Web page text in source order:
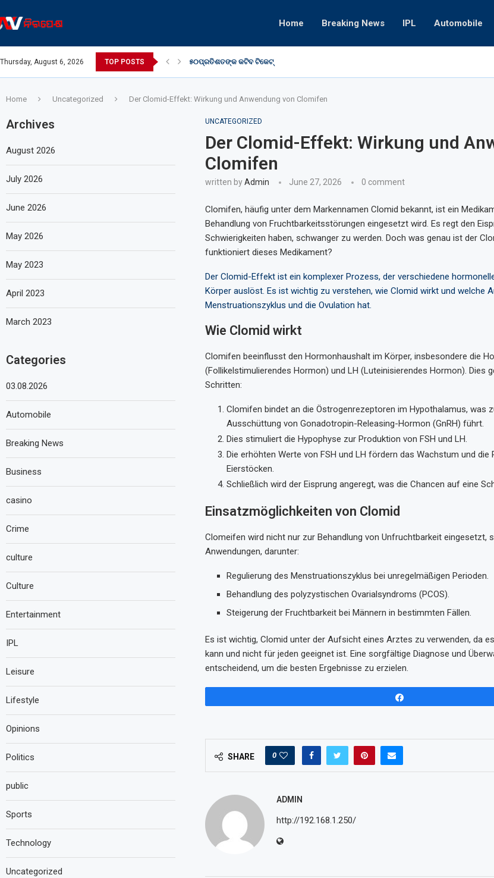
Home Breaking News IPL Automobile
Thursday, August 6, 2026 TOP POSTS ୫୦ପ୍ରତିଶତଙ୍କ କଟିବ ଟିକେଟ୍‌
Home Uncategorized Der Clomid-Effekt: Wirkung und Anwendung von Clomifen
UNCATEGORIZED
Der Clomid-Effekt: Wirkung und
Clomifen
written byAdmin June 27, 2026 0 comment
Clomifen, häufig unter dem Markennamen Clomid bekannt, ist ein
Behandlung von Fruchtbarkeitsstörungen eingesetzt wird. Es regt den
Schwierigkeiten haben, schwanger zu werden. Doch was genau ist der
funktioniert dieses Medikament?
Der Clomid-Effekt ist ein komplexer Prozess, der verschiedene
Körper auslöst. Es ist wichtig zu verstehen, wie Clomid wirkt und welche
Menstruationszyklus und die Ovulation hat.
Wie Clomid wirkt
Clomifen beeinflusst den Hormonhaushalt im Körper, insbesondere die
(Follikelstimulierendes Hormon) und LH (Luteinisierendes Hormon). Dies
Schritten:
Clomifen bindet an die Östrogenrezeptoren im Hypothalamus, was
Ausschüttung von Gonadotropin-Releasing-Hormon (GnRH) führt.
Dies stimuliert die Hypophyse zur Produktion von FSH und LH.
Die erhöhten Werte von FSH und LH fördern das Wachstum und die
Eierstöcken.
Schließlich wird der Eisprung angeregt, was die Chancen auf eine
Einsatzmöglichkeiten von Clomid
Clomeifen wird nicht nur zur Behandlung von Unfruchtbarkeit eingesetzt,
Anwendungen, darunter:
Regulierung des Menstruationszyklus bei unregelmäßigen Perioden.
Behandlung des polyzystischen Ovarialsyndroms (PCOS).
Steigerung der Fruchtbarkeit bei Männern in bestimmten Fällen.
Es ist wichtig, Clomid unter der Aufsicht eines Arztes zu verwenden, da
kann und nicht für jeden geeignet ist. Eine sorgfältige Diagnose und
entscheidend, um die besten Ergebnisse zu erzielen.
SHARE 0
ADMIN
http://192.168.1.250/
Archives
August 2026
July 2026
June 2026
May 2026
May 2023
April 2023
March 2023
Categories
03.08.2026
Automobile
Breaking News
Business
casino
Crime
culture
Culture
Entertainment
IPL
Leisure
Lifestyle
Opinions
Politics
public
Sports
Technology
Uncategorized